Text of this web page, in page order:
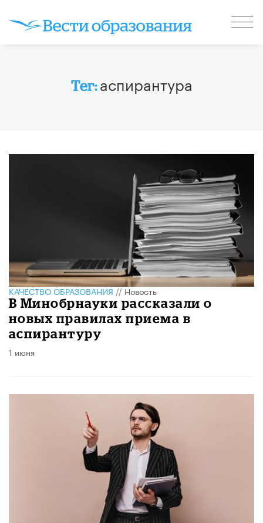
Тег:аспирантура
КАЧЕСТВО ОБРАЗОВАНИЯ//Новость
В Минобрнауки рассказали о
новых правилах приема в
аспирантуру
1 июня